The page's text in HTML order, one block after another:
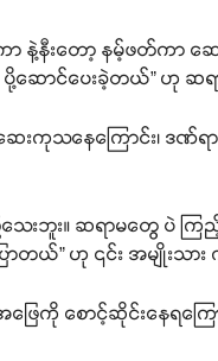
ာ နဲ့နီးတော့ နမ့်ဖတ်ကာ
ဆောင်ပေးခဲ့တယ်” ဟု ဆ
ေကြောင်း၊ ဒဏ်ရာ အ
ဘူး။ ဆရာမတွေ ပဲ ကြ
ာတယ်” ဟု ၎င်း အမျိုးသား
ေကို စောင့်ဆိုင်းနေရကြ